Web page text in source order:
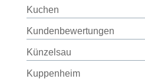
Kuchen
Kundenbewertungen
Künzelsau
Kuppenheim